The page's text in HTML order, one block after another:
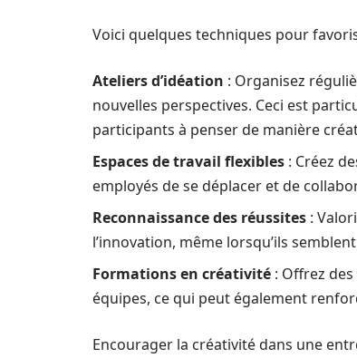
Voici quelques techniques pour
Ateliers d’idéation : Organisez
nouvelles perspectives. Ceci est
participants à penser de manière
Espaces de travail flexibles : Créez
employés de se déplacer et de
Reconnaissance des réussites :
l’innovation, même lorsqu’ils
Formations en créativité : Offrez
équipes, ce qui peut également
Encourager la créativité dans une